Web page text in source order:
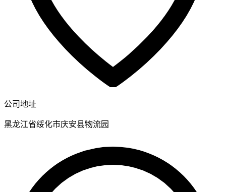
公司地址
黑龙江省绥化市庆安县物流园